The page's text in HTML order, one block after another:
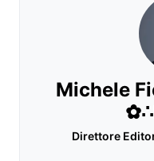
Michele
Direttore